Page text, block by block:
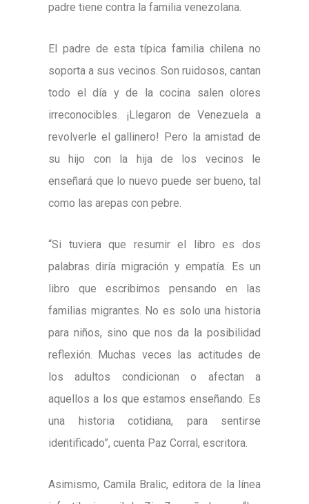
padre tiene contra la familia venezolana.
El padre de esta típica familia chilena no
soporta a sus vecinos. Son ruidosos, cantan
todo el día y de la cocina salen olores
irreconocibles. ¡Llegaron de Venezuela a
revolverle el gallinero! Pero la amistad de
su hijo con la hija de los vecinos le
enseñará que lo nuevo puede ser bueno, tal
como las arepas con pebre.
“Si tuviera que resumir el libro es dos
palabras diría migración y empatía. Es un
libro que escribimos pensando en las
familias migrantes. No es solo una historia
para niños, sino que nos da la posibilidad
reflexión. Muchas veces las actitudes de
los adultos condicionan o afectan a
aquellos a los que estamos enseñando. Es
una historia cotidiana, para sentirse
identificado”, cuenta Paz Corral, escritora.
Asimismo, Camila Bralic, editora de la línea